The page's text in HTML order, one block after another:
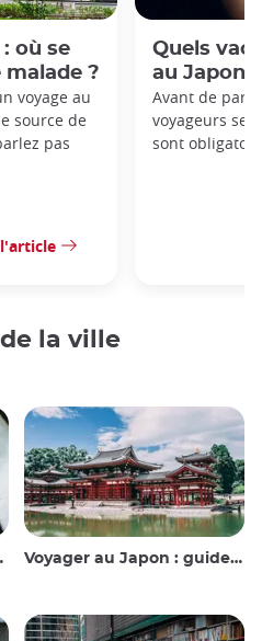
où se
?
voyage au
source de
pas
Quels
au Japon ?
Avant de
voyageurs se
sont
la ville
Voyager au Japon : guide et conseils